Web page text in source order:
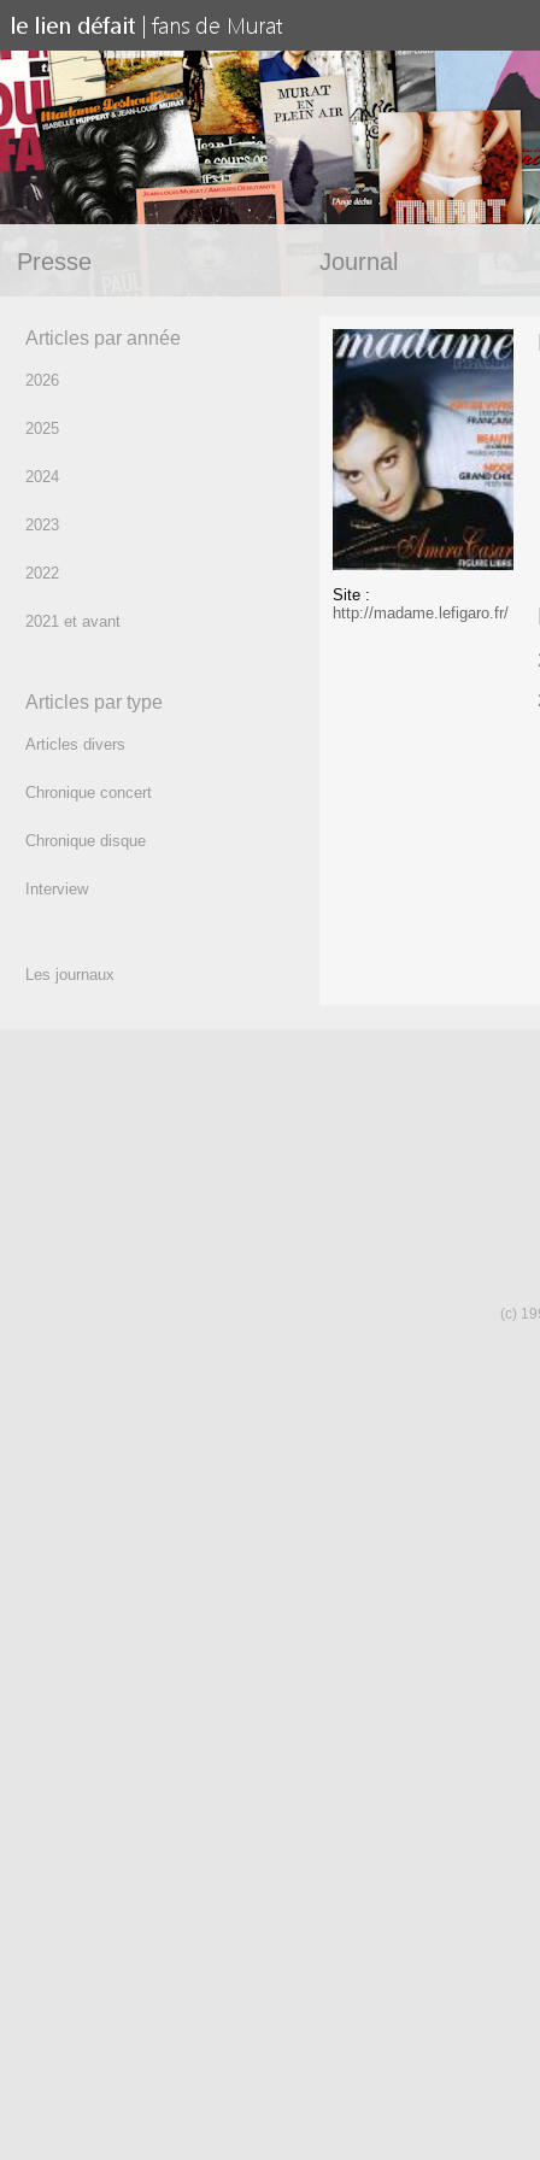
Presse Journal
Articles par année
2026
2025
2024
2023
2022
2021 et avant
Articles par type
Articles divers
Chronique concert
Chronique disque
Interview
Les journaux
Site :
http://madame.lefigaro.fr/
(c)